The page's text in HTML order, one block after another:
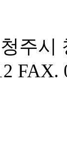
주시
FAX.